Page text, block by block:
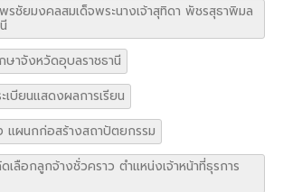
ชัยมงคลสมเด็จพระนางเจ้าสุทิดา พัชรสุธาพิมล
ษาจังหวัดอุบลราชธานี
เบียนแสดงผลการเรียน
แผนกก่อสร้างสถาปัตยกรรม
ลือกลูกจ้างชั่วคราว ตำแหน่งเจ้าหน้าที่ธุรการ